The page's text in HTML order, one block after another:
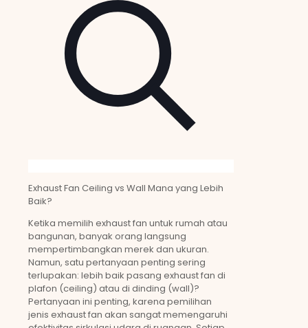
Exhaust Fan Ceiling vs Wall Mana yang Lebih
Baik?
Ketika memilih exhaust fan untuk rumah atau
bangunan, banyak orang langsung
mempertimbangkan merek dan ukuran.
Namun, satu pertanyaan penting sering
terlupakan: lebih baik pasang exhaust fan di
plafon (ceiling) atau di dinding (wall)?
Pertanyaan ini penting, karena pemilihan
jenis exhaust fan akan sangat memengaruhi